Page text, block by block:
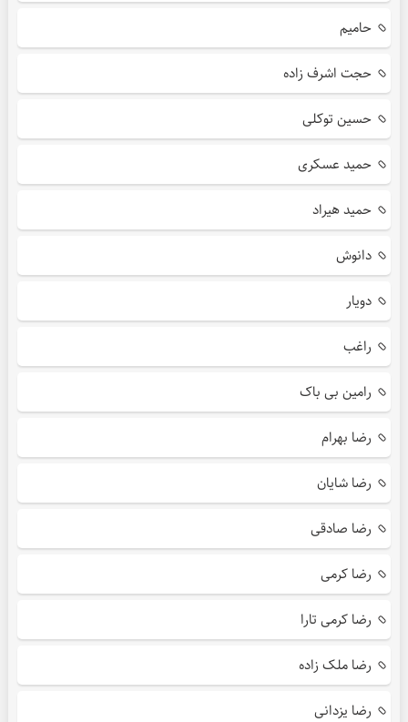
حامیم
حجت اشرف زاده
حسین توکلی
حمید عسکری
حمید هیراد
دانوش
دویار
راغب
رامین بی باک
رضا بهرام
رضا شایان
رضا صادقی
رضا کرمی
رضا کرمی تارا
رضا ملک زاده
رضا یزدانی